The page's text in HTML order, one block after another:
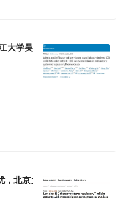
大学吴华香等利用脐带血来源
，北京大学何菁/栗占国团队发